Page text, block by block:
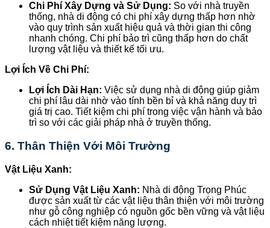
Chi Phí Xây Dựng và Sử Dụng: So với nhà truyền
thống, nhà di động có chi phí xây dựng thấp hơn nhờ
vào quy trình sản xuất hiệu quả và thời gian thi công
nhanh chóng. Chi phí bảo trì cũng thấp hơn do chất
lượng vật liệu và thiết kế tối ưu.
Lợi Ích Về Chi Phí:
Lợi Ích Dài Hạn: Việc sử dụng nhà di động giúp giảm
chi phí lâu dài nhờ vào tính bền bỉ và khả năng duy trì
giá trị cao. Tiết kiệm chi phí trong việc vận hành và bảo
trì so với các giải pháp nhà ở truyền thống.
6. Thân Thiện Với Môi Trường
Vật Liệu Xanh:
Sử Dụng Vật Liệu Xanh: Nhà di động Trọng Phúc
được sản xuất từ các vật liệu thân thiện với môi trường
như gỗ công nghiệp có nguồn gốc bền vững và vật liệu
cách nhiệt tiết kiệm năng lượng.